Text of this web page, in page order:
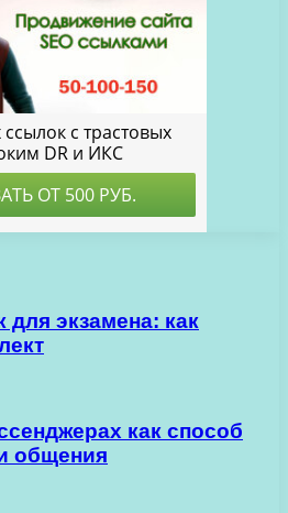
экзамена: как
как способ
общения